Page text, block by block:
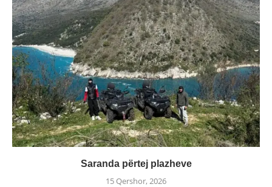
Saranda përtej plazheve
15 Qershor, 2026